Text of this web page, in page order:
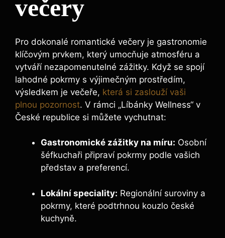
večery
Pro dokonalé romantické večery je gastronomie
klíčovým prvkem, který umocňuje atmosféru a
vytváří nezapomenutelné zážitky. Když se spojí
lahodné pokrmy s výjimečným prostředím,
výsledkem je večeře, která si zaslouží vaši
plnou pozornost. V rámci „Líbánky Wellness“ v
České republice si můžete vychutnat:
Gastronomické zážitky na míru: Osobní
šéfkuchaři připraví pokrmy podle vašich
představ a preferencí.
Lokální speciality: Regionální suroviny a
pokrmy, které podtrhnou kouzlo české
kuchyně.